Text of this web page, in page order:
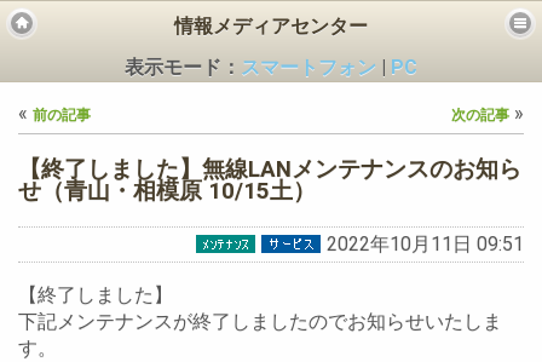
情報メディアセンター
表示モード： スマートフォン
PC
« 前の記事 次の記事 »
【終了しました】無線LANメンテナンスのお知ら
せ（青山・相模原 10/15土）
2022年10月11日 09:51
【終了しました】
下記メンテナンスが終了しましたのでお知らせいたしま
す。